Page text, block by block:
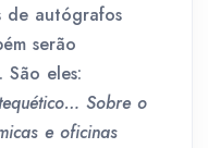
de autógrafos
serão
São eles:
Sobre o
e oficinas